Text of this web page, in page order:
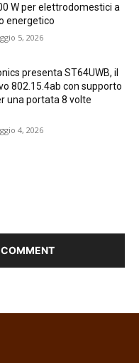
W per elettrodomestici a
energetico
5, 2026
presenta ST64UWB, il
802.15.4ab con supporto
una portata 8 volte
4, 2026
COMMENT